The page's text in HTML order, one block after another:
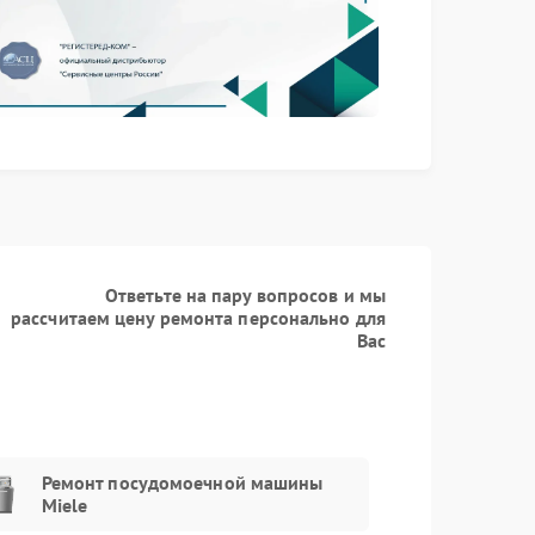
Ответьте на пару вопросов и мы
рассчитаем цену ремонта персонально для
Вас
Ремонт посудомоечной машины
Miele